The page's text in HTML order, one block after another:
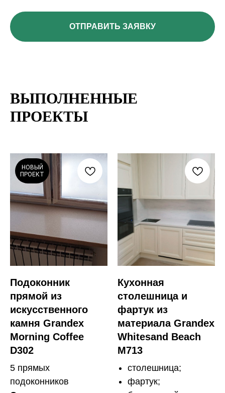
ОТПРАВИТЬ ЗАЯВКУ
ВЫПОЛНЕННЫЕ
ПРОЕКТЫ
НОВЫЙ
ПРОЕКТ
Подоконник
прямой из
искусственного
камня Grandex
Morning Coffee
D302
5 прямых
подоконников
Кухонная
столешница и
фартук из
материала Grandex
Whitesand Beach
M713
столешница;
фартук;